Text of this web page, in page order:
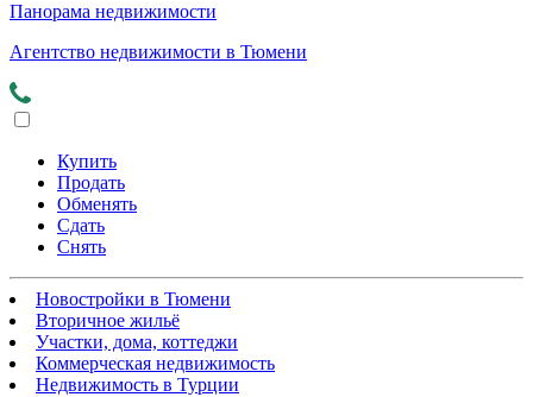
Панорама недвижимости
Агентство недвижимости в Тюмени
Купить
Продать
Обменять
Сдать
Снять
Новостройки в Тюмени
Вторичное жильё
Участки, дома, коттеджи
Коммерческая недвижимость
Недвижимость в Турции